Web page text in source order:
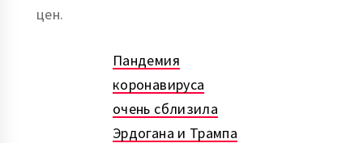
цен.
Пандемия
коронавируса
очень сблизила
Эрдогана и Трампа